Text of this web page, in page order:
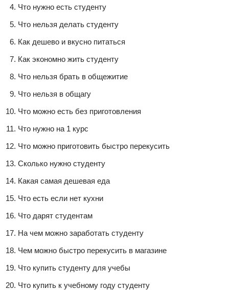
Что нужно есть студенту
Что нельзя делать студенту
Как дешево и вкусно питаться
Как экономно жить студенту
Что нельзя брать в общежитие
Что нельзя в общагу
Что можно есть без приготовления
Что нужно на 1 курс
Что можно приготовить быстро перекусить
Сколько нужно студенту
Какая самая дешевая еда
Что есть если нет кухни
Что дарят студентам
На чем можно заработать студенту
Чем можно быстро перекусить в магазине
Что купить студенту для учебы
Что купить к учебному году студенту